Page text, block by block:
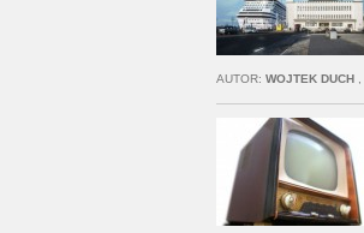
AUTOR: WOJTEK DUCH,